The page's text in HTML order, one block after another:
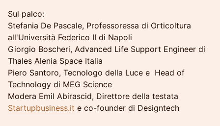
Sul palco:
Stefania De Pascale, Professoressa di Orticoltura
all'Università Federico II di Napoli
Giorgio Boscheri, Advanced Life Support Engineer di
Thales Alenia Space Italia
Piero Santoro, Tecnologo della Luce e Head of
Technology di MEG Science
Modera Emil Abirascid, Direttore della testata
Startupbusiness.it e co-founder di Designtech